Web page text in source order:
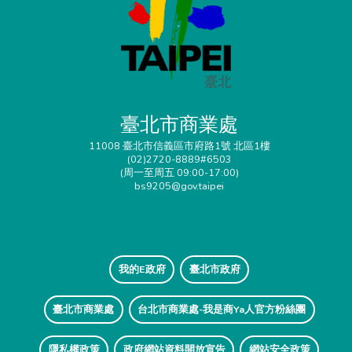
臺北市商業處
11008 臺北市信義區市府路1號 北區1樓
(02)2720-8889#6503
(周一至周五 09:00-17:00)
bs9205@gov.taipei
我的E政府 臺北市政府
臺北市商業處 台北市商業處-我是商Ya人官方粉絲團